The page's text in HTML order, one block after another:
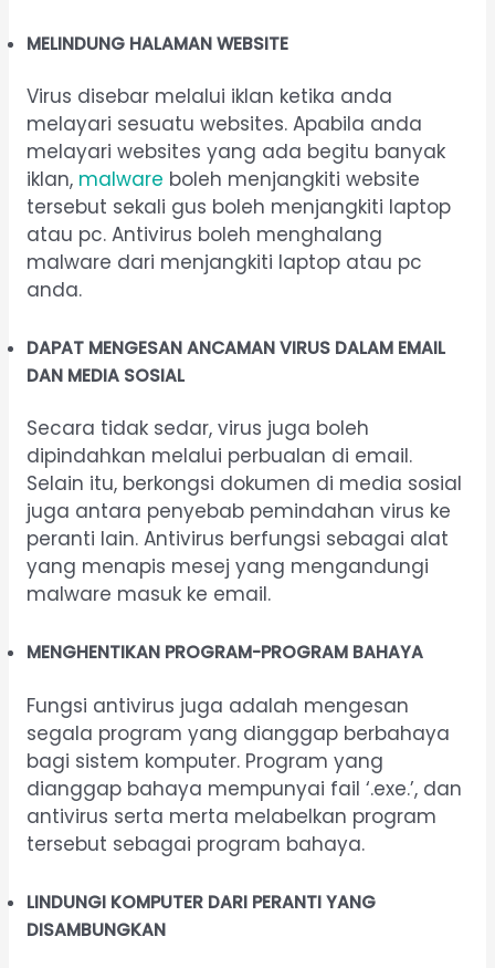
MELINDUNG HALAMAN WEBSITE
Virus disebar melalui iklan ketika anda
melayari sesuatu websites. Apabila anda
melayari websites yang ada begitu banyak
iklan, malware boleh menjangkiti website
tersebut sekali gus boleh menjangkiti laptop
atau pc. Antivirus boleh menghalang
malware dari menjangkiti laptop atau pc
anda.
DAPAT MENGESAN ANCAMAN VIRUS DALAM EMAIL
DAN MEDIA SOSIAL
Secara tidak sedar, virus juga boleh
dipindahkan melalui perbualan di email.
Selain itu, berkongsi dokumen di media sosial
juga antara penyebab pemindahan virus ke
peranti lain. Antivirus berfungsi sebagai alat
yang menapis mesej yang mengandungi
malware masuk ke email.
MENGHENTIKAN PROGRAM-PROGRAM BAHAYA
Fungsi antivirus juga adalah mengesan
segala program yang dianggap berbahaya
bagi sistem komputer. Program yang
dianggap bahaya mempunyai fail ‘.exe.’, dan
antivirus serta merta melabelkan program
tersebut sebagai program bahaya.
LINDUNGI KOMPUTER DARI PERANTI YANG
DISAMBUNGKAN